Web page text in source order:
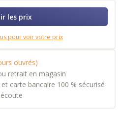
les prix
pour voir votre prix
ouvrés)
retrait en magasin
carte bancaire 100 % sécurisé